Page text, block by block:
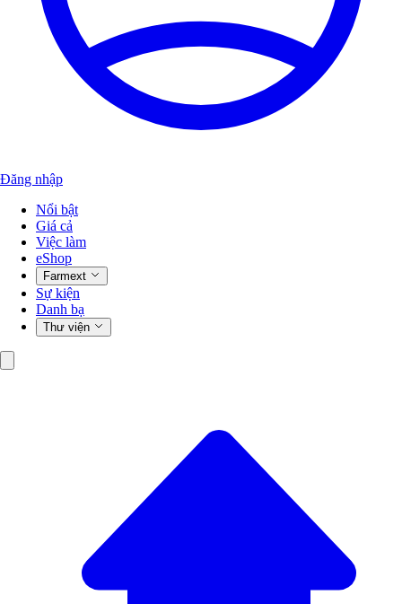
Đăng nhập
Nổi bật
Giá cả
Việc làm
eShop
Farmext
Sự kiện
Danh bạ
Thư viện